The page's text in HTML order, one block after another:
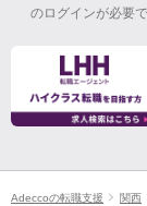
のログインが必要で
Adeccoの転職支援 関西